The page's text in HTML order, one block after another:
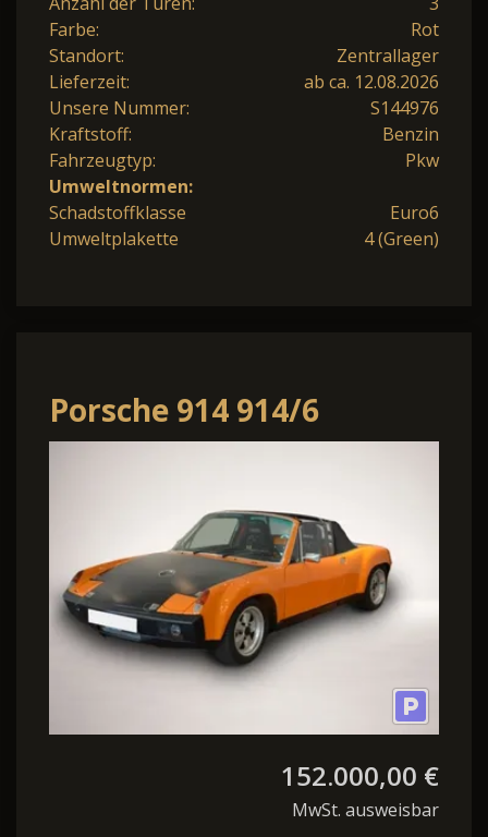
Farbe:
Rot
Standort:
Zentrallager
Lieferzeit:
ab ca. 12.08.2026
Unsere Nummer:
S144976
Kraftstoff:
Benzin
Fahrzeugtyp:
Pkw
Umweltnormen:
Schadstoffklasse
Euro6
Umweltplakette
4 (Green)
Porsche 914 914/6
Rennsportausführung
mit Straßenzulassung
152.000,00 €
MwSt. ausweisbar